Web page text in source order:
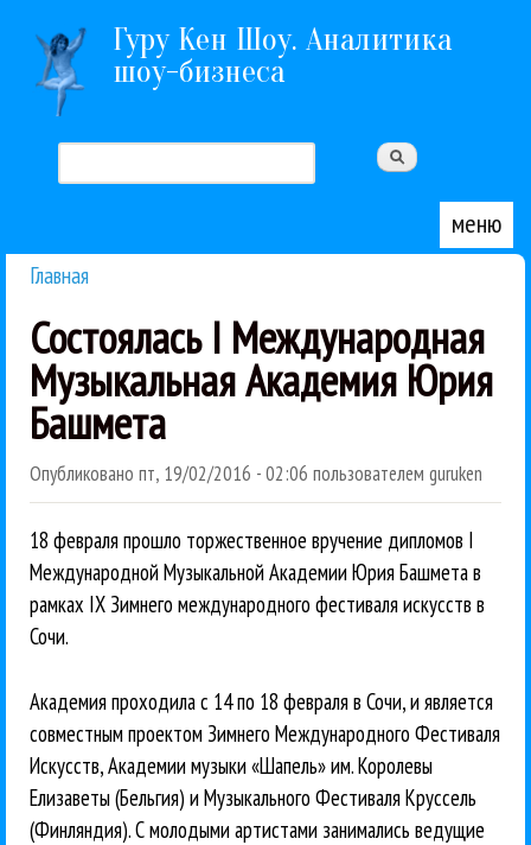
Перейти к основному содержанию
Гуру Кен Шоу. Аналитика
шоу-бизнеса
Форма поиска
меню
Главная
Состоялась I Международная
Музыкальная Академия Юрия
Башмета
Опубликовано пт, 19/02/2016 - 02:06 пользователем guruken
18 февраля прошло торжественное вручение дипломов I
Международной Музыкальной Академии Юрия Башмета в
рамках IX Зимнего международного фестиваля искусств в
Сочи.
Академия проходила с 14 по 18 февраля в Сочи, и является
совместным проектом Зимнего Международного Фестиваля
Искусств, Академии музыки «Шапель» им. Королевы
Елизаветы (Бельгия) и Музыкального Фестиваля Круссель
(Финляндия). С молодыми артистами занимались ведущие